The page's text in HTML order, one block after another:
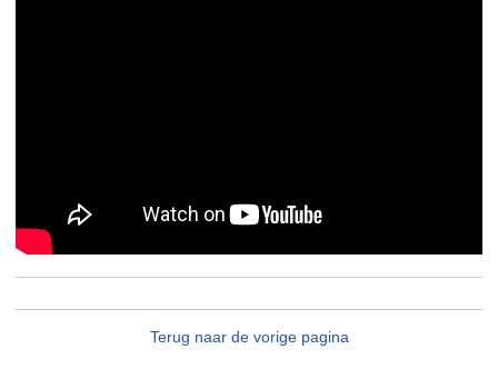
Terug naar de vorige pagina